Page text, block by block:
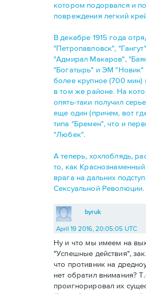
котором подорвался и
повреждения легкий
В декабре 1915 года
"Петропавловск",
"Адмирал Макаров",
"Богатырь" и ЭМ "Новик"
более крупное (700 мин)
в том же районе. На
опять-таки получил
еще один (причем, вот
типа "Бремен", что и
"Любек".
А теперь, хохлоблядь,
то, как
врага на дальних
Сексуальной Революции.
byruk
April 19 2016, 20:05:05 UTC
Ну и что мы имеем на
"Успешные действия",
что противник на
нет обратил внимания?
проигнорировал их